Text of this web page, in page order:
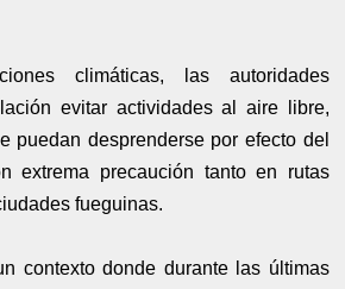
climáticas, las autoridades
evitar actividades al aire libre,
puedan desprenderse por efecto del
extrema precaución tanto en rutas
fueguinas.
contexto donde durante las últimas